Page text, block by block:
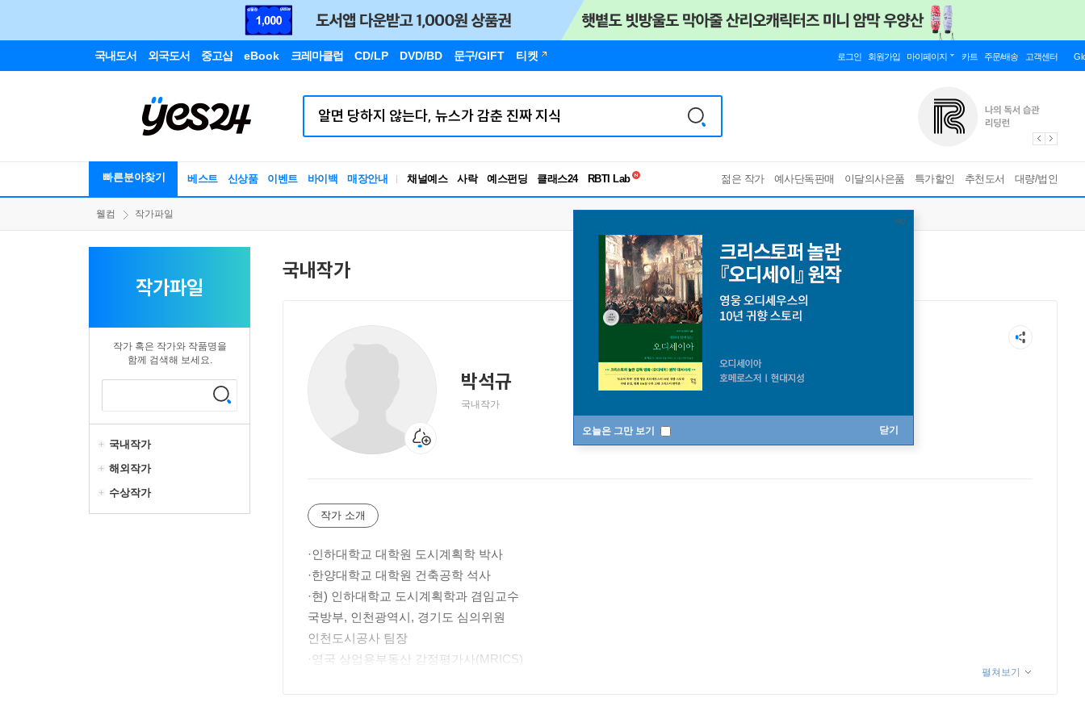
국내도서 외국도서 중고샵 eBook 크레마클럽 CD/LP DVD/BD 문구/GIFT 티켓 로그인 회원가입 마이페이지 카트 주문/배송 고객센터
빠른분야찾기 베스트 신상품 이벤트 바이백 매장안내 채널예스 사락 예스펀딩 클래스24
RBTI Lab
독서유형검사
젊은 작가 예사단독판매 이달의사은품 특가할인 추천도서 대량/법인
오늘은 그만 보기 닫기
웰컴 작가파일
작가파일
작가 혹은 작가와 작품명을
함께 검색해 보세요.
국내작가
해외작가
수상작가
국내작가
박석규
국내작가
작가 소개
·인하대학교 대학원 도시계획학 박사
·한양대학교 대학원 건축공학 석사
·현) 인하대학교 도시계획학과 겸임교수
국방부, 인천광역시, 경기도 심의위원
인천도시공사 팀장
·영국 상업용부동산 감정평가사(MRICS)
펼쳐보기